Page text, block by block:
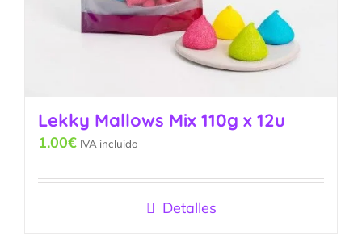
Lekky Mallows Mix 110g x 12u
1.00€ IVA incluido
Detalles